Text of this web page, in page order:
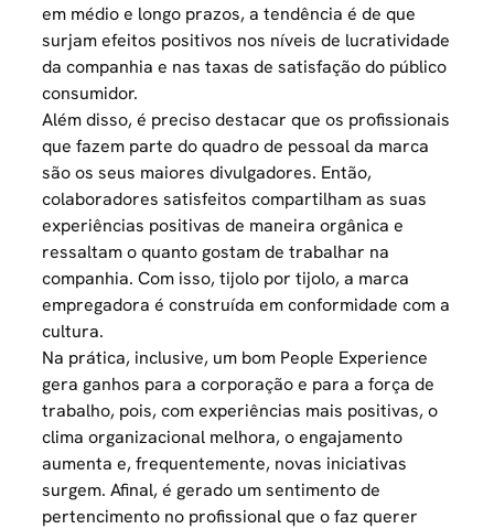
em médio e longo prazos, a tendência é de que
surjam efeitos positivos nos níveis de lucratividade
da companhia e nas taxas de satisfação do público
consumidor.
Além disso, é preciso destacar que os profissionais
que fazem parte do quadro de pessoal da marca
são os seus maiores divulgadores. Então,
colaboradores satisfeitos compartilham as suas
experiências positivas de maneira orgânica e
ressaltam o quanto gostam de trabalhar na
companhia. Com isso, tijolo por tijolo, a marca
empregadora é construída em conformidade com a
cultura.
Na prática, inclusive, um bom People Experience
gera ganhos para a corporação e para a força de
trabalho, pois, com experiências mais positivas, o
clima organizacional melhora, o engajamento
aumenta e, frequentemente, novas iniciativas
surgem. Afinal, é gerado um sentimento de
pertencimento no profissional que o faz querer